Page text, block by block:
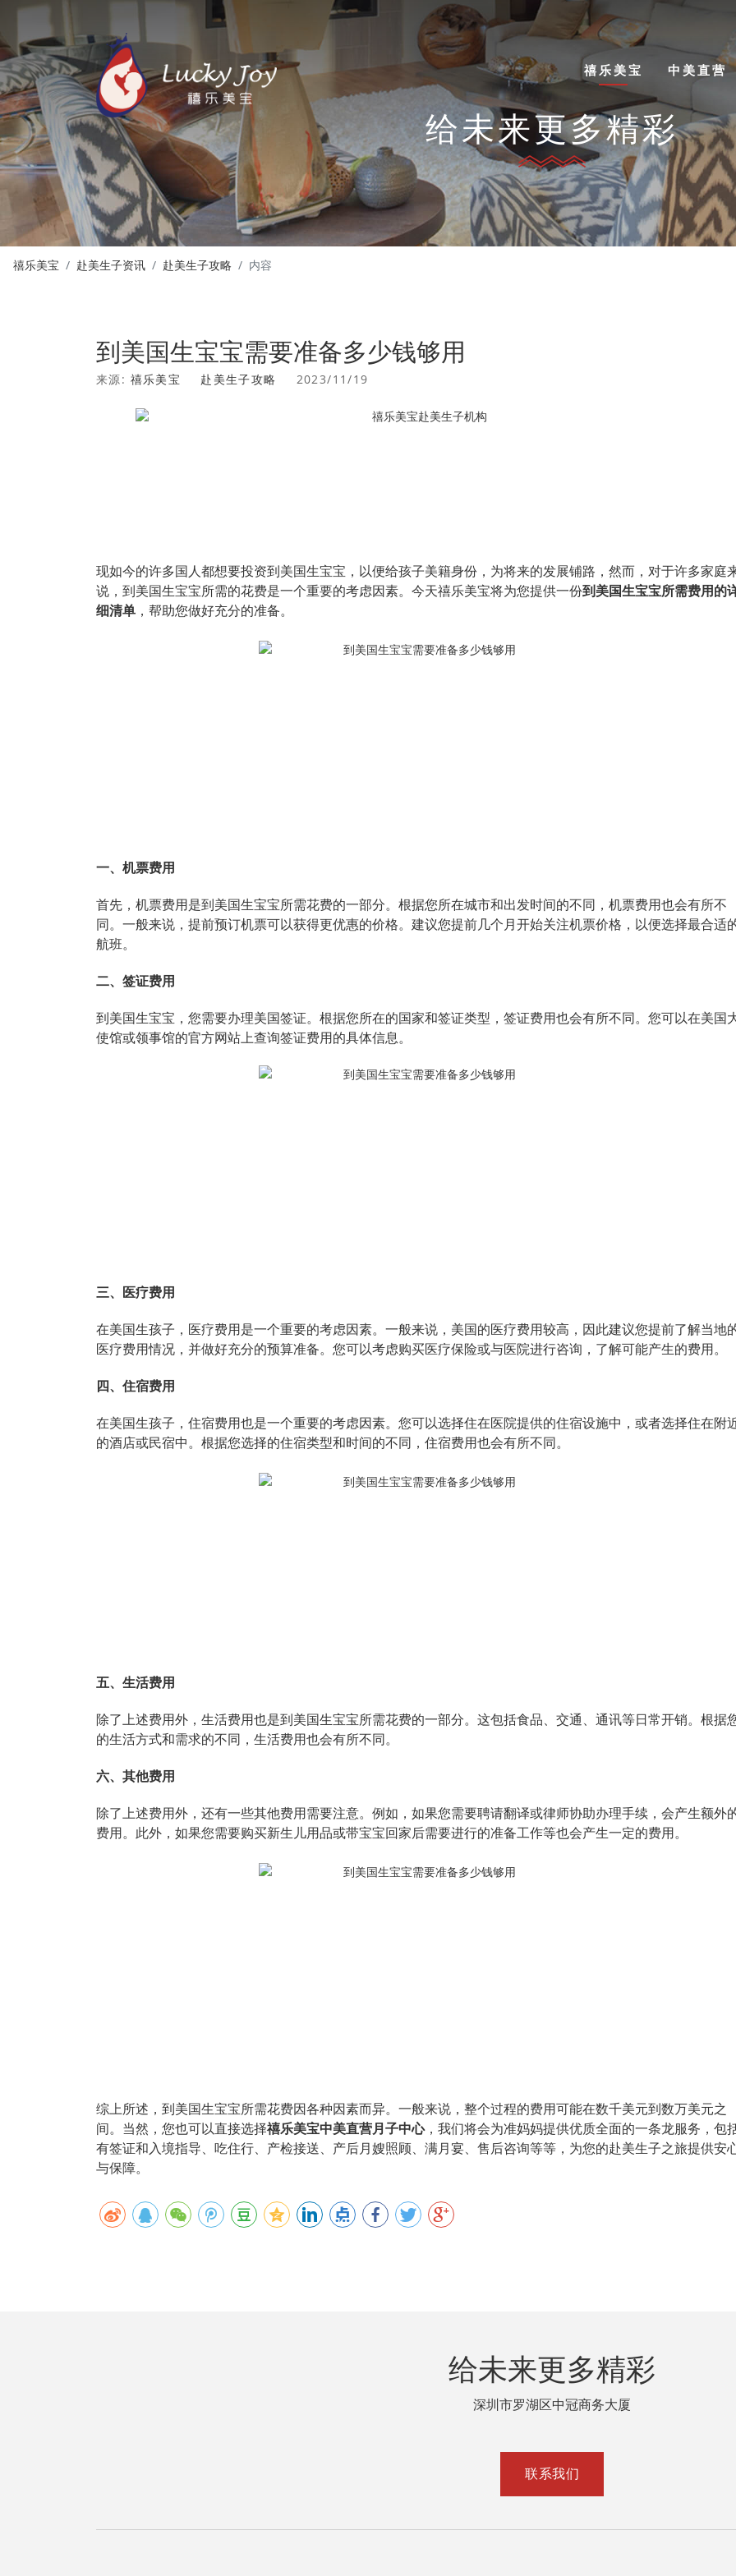
禧乐美宝 中美直营
给未来更多精彩
禧乐美宝 赴美生子资讯 赴美生子攻略 内容
到美国生宝宝需要准备多少钱够用
来源: 禧乐美宝 赴美生子攻略 2023/11/19
现如今的许多国人都想要投资到美国生宝宝，以便给孩子美籍身份，为将来的发展铺路，然而，对于许多家庭
说，到美国生宝宝所需的花费是一个重要的考虑因素。 今天禧乐美宝将为您提供一份到美国生宝宝所需费用的
细清单 ，帮助您做好充分的准备。
一、机票费用
首先，机票费用是到美国生宝宝所需花费的一部分。根据您所在城市和出发时间的不同，机票费用也会有所不
同。一般来说，提前预订机票可以获得更优惠的价格。建议您提前几个月开始关注机票价格，以便选择最合适
航班。
二、签证费用
到美国生宝宝，您需要办理美国签证。根据您所在的国家和签证类型，签证费用也会有所不同。您可以在美国
使馆或领事馆的官方网站上查询签证费用的具体信息。
三、医疗费用
在美国生孩子，医疗费用是一个重要的考虑因素。一般来说，美国的医疗费用较高，因此建议您提前了解当地
医疗费用情况，并做好充分的预算准备。您可以考虑购买医疗保险或与医院进行咨询，了解可能产生的费用。
四、住宿费用
在美国生孩子，住宿费用也是一个重要的考虑因素。您可以选择住在医院提供的住宿设施中，或者选择住在附
的酒店或民宿中。根据您选择的住宿类型和时间的不同，住宿费用也会有所不同。
五、生活费用
除了上述费用外，生活费用也是到美国生宝宝所需花费的一部分。这包括食品、交通、通讯等日常开销。根据
的生活方式和需求的不同，生活费用也会有所不同。
六、其他费用
除了上述费用外，还有一些其他费用需要注意。例如，如果您需要聘请翻译或律师协助办理手续，会产生额外
费用。此外，如果您需要购买新生儿用品或带宝宝回家后需要进行的准备工作等也会产生一定的费用。
综上所述，到美国生宝宝所需花费因各种因素而异。一般来说，整个过程的费用可能在数千美元到数万美元之
间。 当然，您也可以直接选择禧乐美宝中美直营月子中心，我们将会为准妈妈提供优质全面的一条龙服务，包
有签证和入境指导、吃住行、产检接送、产后月嫂照顾、满月宴、售后咨询等等，为您的赴美生子之旅提供安
与保障。
给未来更多精彩
深圳市罗湖区中冠商务大厦
联系我们